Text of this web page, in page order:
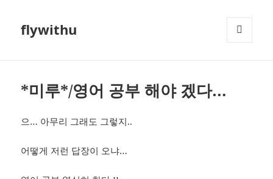
flywithu
*미루*/영어 공부 해야 겠다…
으… 아무리 그래도 그렇지..
어떻게 저런 답장이 오냐…